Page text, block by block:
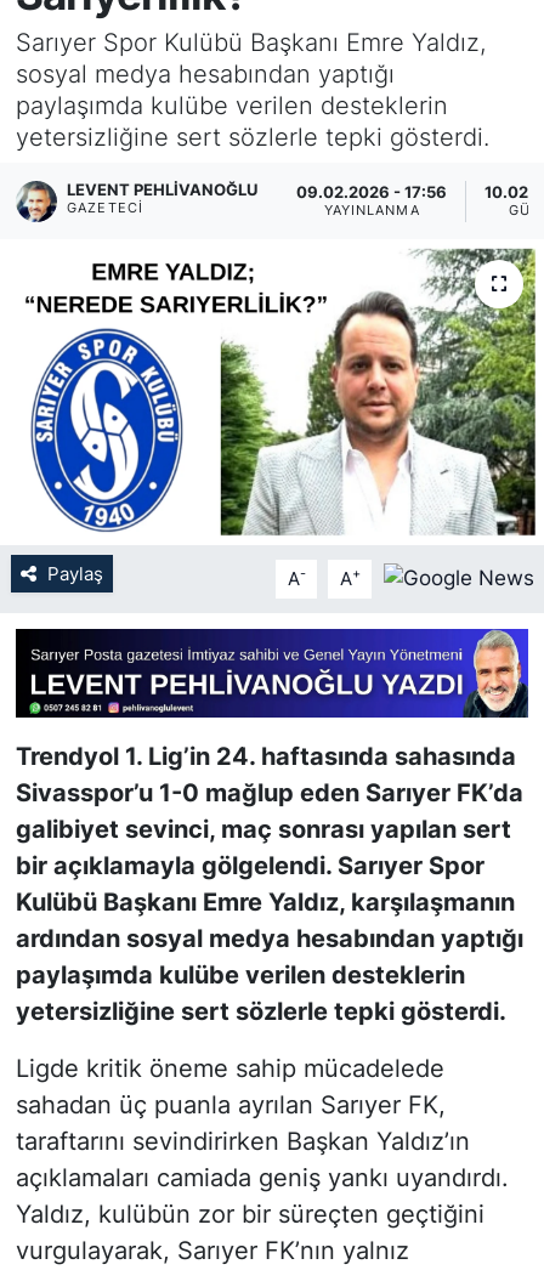
Sarıyer Spor Kulübü Başkanı Emre Yaldız,
sosyal medya hesabından yaptığı
paylaşımda kulübe verilen desteklerin
yetersizliğine sert sözlerle tepki gösterdi.
LEVENT PEHLIVANOĞLU
GAZETECI
09.02.2026 - 17:56
YAYINLANMA
Paylaş A- A+
Trendyol 1. Lig’in 24. haftasında sahasında
Sivasspor’u 1-0 mağlup eden Sarıyer FK’da
galibiyet sevinci, maç sonrası yapılan sert
bir açıklamayla gölgelendi. Sarıyer Spor
Kulübü Başkanı Emre Yaldız, karşılaşmanın
ardından sosyal medya hesabından yaptığı
paylaşımda kulübe verilen desteklerin
yetersizliğine sert sözlerle tepki gösterdi.
Ligde kritik öneme sahip mücadelede
sahadan üç puanla ayrılan Sarıyer FK,
taraftarını sevindirirken Başkan Yaldız’ın
açıklamaları camiada geniş yankı uyandırdı.
Yaldız, kulübün zor bir süreçten geçtiğini
vurgulayarak, Sarıyer FK’nın yalnız
KÖŞE YAZILARI
KÖŞE YAZILARI (Arşiv)
RÖPORTAJ
SAĞLIK
SARIYER HABERLERİ
SARIYER İMAR BARIŞI
SEKTÖR
SON DAKİKA HABERİ
SPOR
TEKNOLOJİ
TÜRKİYE VE DÜNYA GÜNDEMİ
VİDEO GALERİ
YAŞAM